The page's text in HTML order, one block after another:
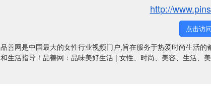
http://
点击访问
品善网是中国最大的女性行业视频门户,旨在服务于热爱时尚生活
和生活指导！品善网：品味美好生活 | 女性、时尚、美容、生活、